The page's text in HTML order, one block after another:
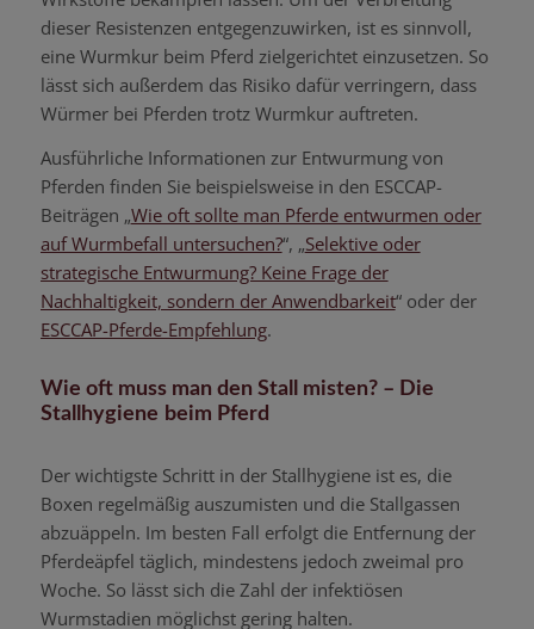
dieser Resistenzen entgegenzuwirken, ist es sinnvoll,
eine Wurmkur beim Pferd zielgerichtet einzusetzen. So
lässt sich außerdem das Risiko dafür verringern, dass
Würmer bei Pferden trotz Wurmkur auftreten.
Ausführliche Informationen zur Entwurmung von
Pferden finden Sie beispielsweise in den ESCCAP-
Beiträgen „Wie oft sollte man Pferde entwurmen oder
auf Wurmbefall untersuchen?“, „Selektive oder
strategische Entwurmung? Keine Frage der
Nachhaltigkeit, sondern der Anwendbarkeit“ oder der
ESCCAP-Pferde-Empfehlung.
Wie oft muss man den Stall misten? – Die
Stallhygiene beim Pferd
Der wichtigste Schritt in der Stallhygiene ist es, die
Boxen regelmäßig auszumisten und die Stallgassen
abzuäppeln. Im besten Fall erfolgt die Entfernung der
Pferdeäpfel täglich, mindestens jedoch zweimal pro
Woche. So lässt sich die Zahl der infektiösen
Wurmstadien möglichst gering halten.